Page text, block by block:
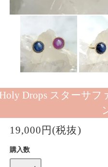
Drops スターサ
19,000円(税抜)
購入数